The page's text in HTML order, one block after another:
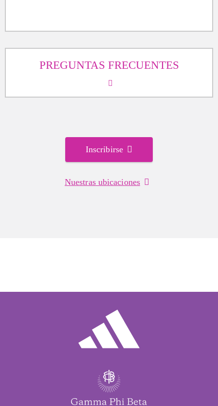
PREGUNTAS FRECUENTES
Inscribirse
Nuestras ubicaciones